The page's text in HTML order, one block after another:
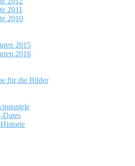
2011
2010
2015
2016
für die Bilder
Dates